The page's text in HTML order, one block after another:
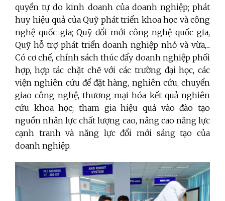
quyền tự do kinh doanh của doanh nghiệp; phát
huy hiệu quả của Quỹ phát triển khoa học và công
nghệ quốc gia; Quỹ đổi mới công nghệ quốc gia,
Quỹ hỗ trợ phát triển doanh nghiệp nhỏ và vừa,...
Có cơ chế, chính sách thúc đẩy doanh nghiệp phối
hợp, hợp tác chặt chẽ với các trường đại học, các
viện nghiên cứu để đặt hàng, nghiên cứu, chuyển
giao công nghệ, thương mại hóa kết quả nghiên
cứu khoa học; tham gia hiệu quả vào đào tạo
nguồn nhân lực chất lượng cao, nâng cao năng lực
cạnh tranh và năng lực đổi mới sáng tạo của
doanh nghiệp.